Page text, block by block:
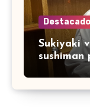
Destacado
Sukiyaki
sushiman